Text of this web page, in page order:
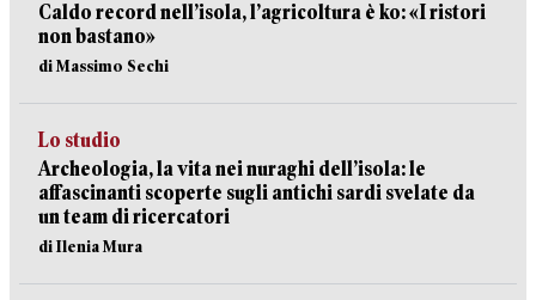
Caldo record nell’isola, l’agricoltura è ko: «I ristori
non bastano»
di Massimo Sechi
Lo studio
Archeologia, la vita nei nuraghi dell’isola: le
affascinanti scoperte sugli antichi sardi svelate da
un team di ricercatori
di Ilenia Mura